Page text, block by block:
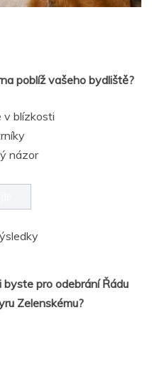
poblíž vašeho bydliště?
v blízkosti
názor
pro odebrání Řádu
Zelenskému?